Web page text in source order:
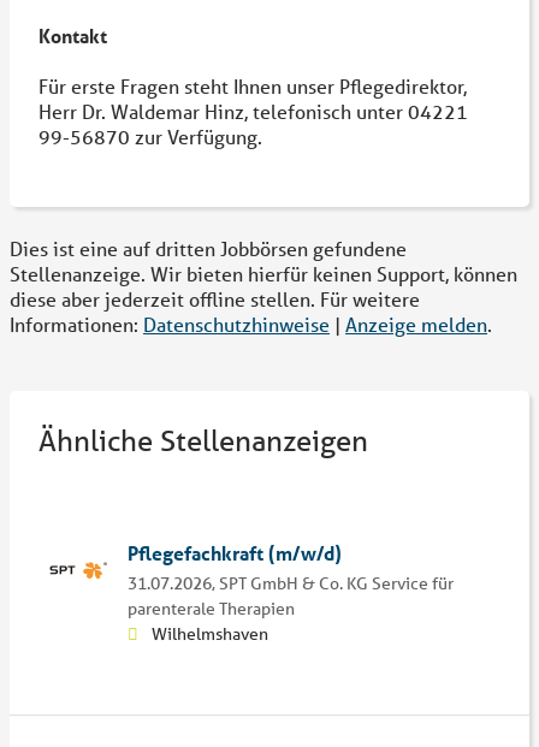
Kontakt
Für erste Fragen steht Ihnen unser Pflegedirektor,
Herr Dr. Waldemar Hinz, telefonisch unter 04221
99-56870 zur Verfügung.
Dies ist eine auf dritten Jobbörsen gefundene
Stellenanzeige. Wir bieten hierfür keinen Support, können
diese aber jederzeit offline stellen. Für weitere
Informationen: Datenschutzhinweise | Anzeige melden.
Ähnliche Stellenanzeigen
Pflegefachkraft (m/w/d)
31.07.2026,SPT GmbH & Co. KG Service für
parenterale Therapien
Wilhelmshaven